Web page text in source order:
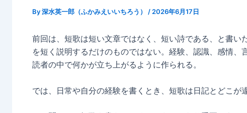
By深水英一郎（ふかみえいいちろう） / 2026年6月17日
前回は、短歌は短い文章ではなく、短い詩である、と書い
を短く説明するだけのものではない。経験、認識、感情、
読者の中で何かが立ち上がるように作られる。
では、日常や自分の経験を書くとき、短歌は日記とどこが